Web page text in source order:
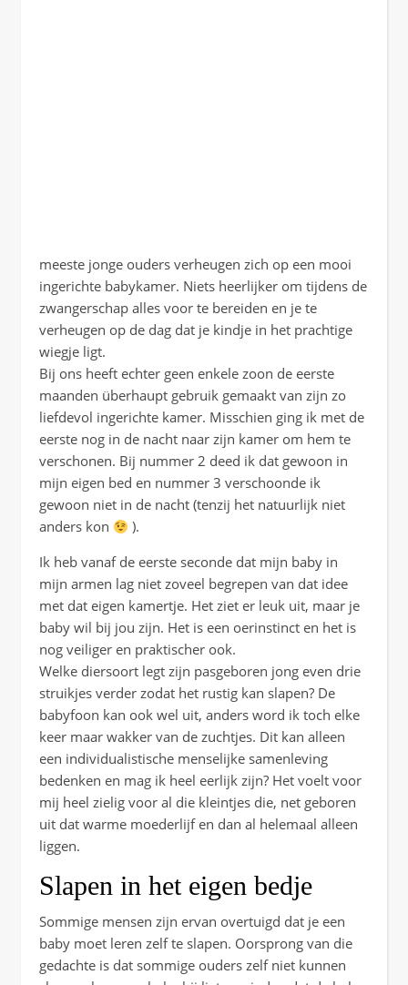
meeste jonge ouders verheugen zich op een mooi
ingerichte babykamer. Niets heerlijker om tijdens de
zwangerschap alles voor te bereiden en je te
verheugen op de dag dat je kindje in het prachtige
wiegje ligt.
Bij ons heeft echter geen enkele zoon de eerste
maanden überhaupt gebruik gemaakt van zijn zo
liefdevol ingerichte kamer. Misschien ging ik met de
eerste nog in de nacht naar zijn kamer om hem te
verschonen. Bij nummer 2 deed ik dat gewoon in
mijn eigen bed en nummer 3 verschoonde ik
gewoon niet in de nacht (tenzij het natuurlijk niet
anders kon
).
Ik heb vanaf de eerste seconde dat mijn baby in
mijn armen lag niet zoveel begrepen van dat idee
met dat eigen kamertje. Het ziet er leuk uit, maar je
baby wil bij jou zijn. Het is een oerinstinct en het is
nog veiliger en praktischer ook.
Welke diersoort legt zijn pasgeboren jong even drie
struikjes verder zodat het rustig kan slapen? De
babyfoon kan ook wel uit, anders word ik toch elke
keer maar wakker van de zuchtjes. Dit kan alleen
een individualistische menselijke samenleving
bedenken en mag ik heel eerlijk zijn? Het voelt voor
mij heel zielig voor al die kleintjes die, net geboren
uit dat warme moederlijf en dan al helemaal alleen
liggen.
Slapen in het eigen bedje
Sommige mensen zijn ervan overtuigd dat je een
baby moet leren zelf te slapen. Oorsprong van die
gedachte is dat sommige ouders zelf niet kunnen